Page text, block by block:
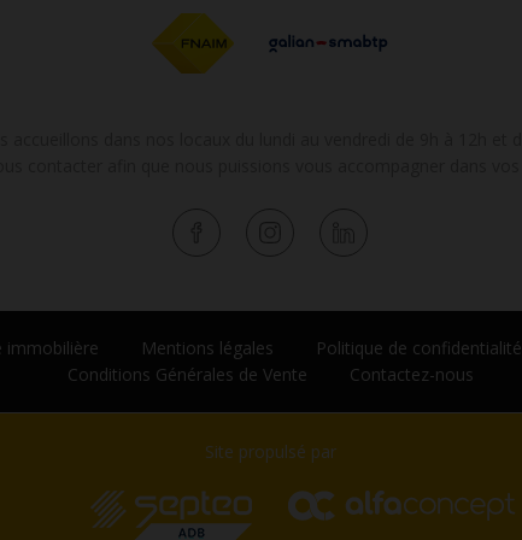
immobilière Mentions légales Politique de confidentialité
Conditions Générales de Vente
Contactez-nous
Site propulsé par